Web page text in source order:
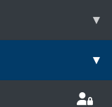
▾
▾